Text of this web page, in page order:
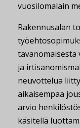
vuosilomalain
Rakennusalan
ja
neuvottelua
aikaisempaa
arvio
käsitellä